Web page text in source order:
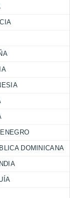
DOMINICANA